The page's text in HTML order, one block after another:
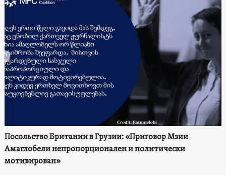
Посольство Британии в Грузии: «Приговор Мзии
Амаглобели непропорционален и политически
мотивирован»